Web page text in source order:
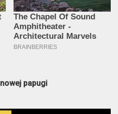
papugi